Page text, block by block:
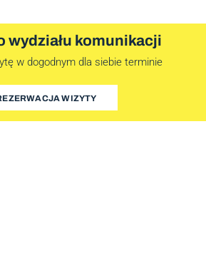
wydziału komunikacji
w dogodnym dla siebie terminie
WIZYTY